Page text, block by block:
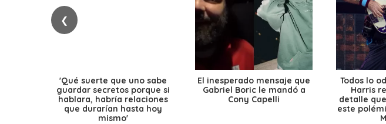
❮
'Qué suerte que uno sabe
guardar secretos porque si
hablara, habría relaciones
que durarían hasta hoy
mismo'
El inesperado mensaje que
Gabriel Boric le mandó a
Cony Capelli
Todos lo
Harris
detalle
este